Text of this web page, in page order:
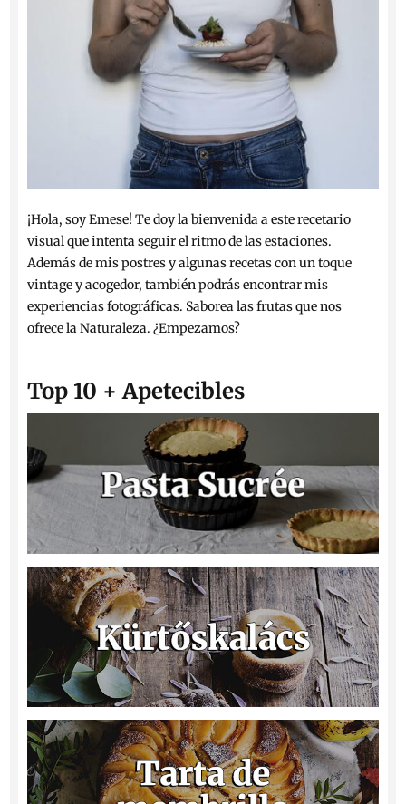
¡Hola, soy Emese! Te doy la bienvenida a este recetario
visual que intenta seguir el ritmo de las estaciones.
Además de mis postres y algunas recetas con un toque
vintage y acogedor, también podrás encontrar mis
experiencias fotográficas. Saborea las frutas que nos
ofrece la Naturaleza. ¿Empezamos?
Top 10 + Apetecibles